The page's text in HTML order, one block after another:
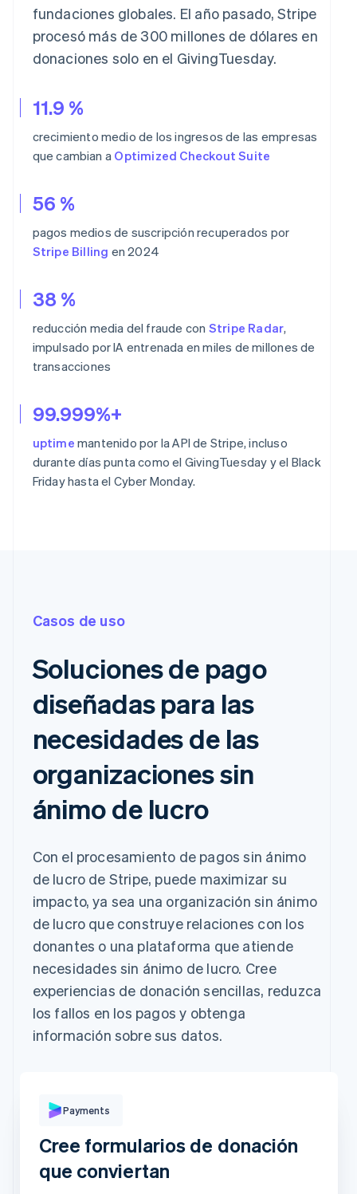
fundaciones globales. El año pasado, Stripe
procesó más de 300 millones de dólares en
donaciones solo en el GivingTuesday.
11.9 %
crecimiento medio de los ingresos de las empresas
que cambian a Optimized Checkout Suite
56 %
pagos medios de suscripción recuperados por
Stripe Billing en 2024
38 %
reducción media del fraude con Stripe Radar,
impulsado por IA entrenada en miles de millones de
transacciones
99.999%+
uptime mantenido por la API de Stripe, incluso
durante días punta como el GivingTuesday y el Black
Friday hasta el Cyber Monday.
Casos de uso
Soluciones de pago
diseñadas para las
necesidades de las
organizaciones sin
ánimo de lucro
Con el procesamiento de pagos sin ánimo
de lucro de Stripe, puede maximizar su
impacto, ya sea una organización sin ánimo
de lucro que construye relaciones con los
donantes o una plataforma que atiende
necesidades sin ánimo de lucro. Cree
experiencias de donación sencillas, reduzca
los fallos en los pagos y obtenga
información sobre sus datos.
Tarjeta Klarna
Revolut
Pay
Información de la tarjeta
Payments
Cree formularios de donación
que conviertan